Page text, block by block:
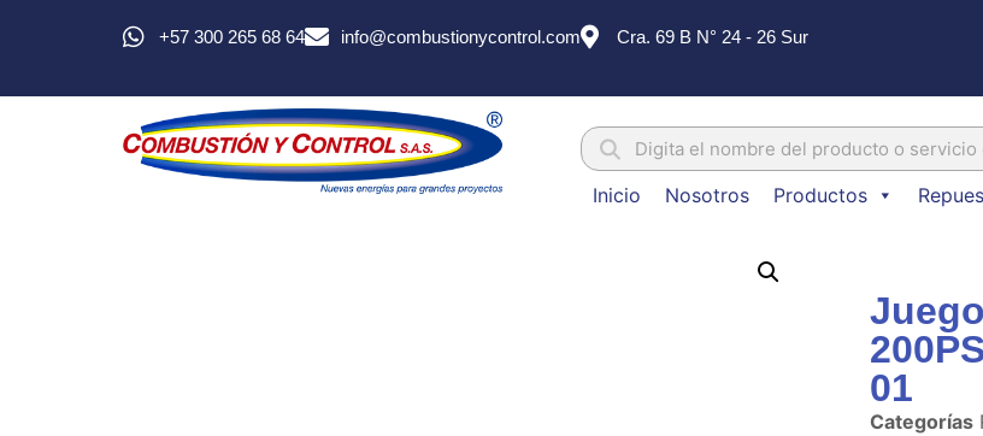
+57 300 265 68 64 info@combustionycontrol.com Cra. 69 B N° 24 - 26 Sur
Inicio Nosotros Productos
01
Categorías